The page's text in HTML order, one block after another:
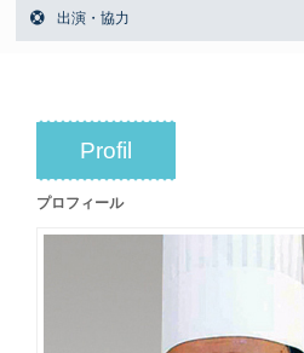
出演・協力
Profil
プロフィール